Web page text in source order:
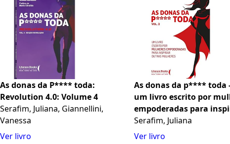
As donas da P**** toda:
Revolution 4.0: Volume 4
Serafim, Juliana, Giannellini,
Vanessa
Ver livro
As donas da p**** toda
um livro escrito por
empoderadas para
outras mulheres:
Serafim, Juliana
Ver livro